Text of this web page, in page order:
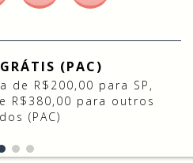
GRÁTIS (PAC)
de R$200,00 para SP,
R$380,00 para outros
(PAC)